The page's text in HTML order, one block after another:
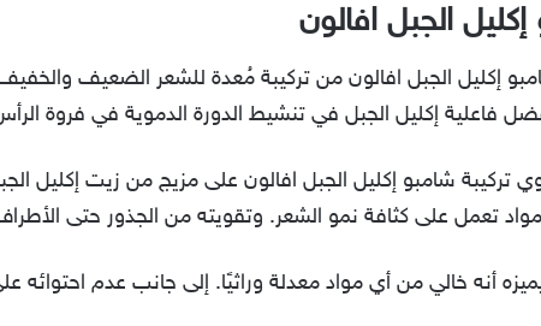
الجبل افالون
إكليل الجبل افالون من تركيبة مُعدة للشعر الضعيف
فاعلية إكليل الجبل في تنشيط الدورة الدموية في فروة
تركيبة شامبو إكليل الجبل افالون على مزيج من زيت إكليل
تعمل على كثافة نمو الشعر. وتقويته من الجذور حتى
أنه خالي من أي مواد معدلة وراثيًا. إلى جانب عدم احتوائه